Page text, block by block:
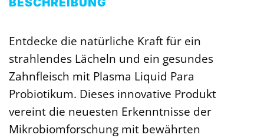
Entdecke die natürliche Kraft für ein
strahlendes Lächeln und ein gesundes
Zahnfleisch mit Plasma Liquid Para
Probiotikum. Dieses innovative Produkt
vereint die neuesten Erkenntnisse der
Mikrobiomforschung mit bewährten